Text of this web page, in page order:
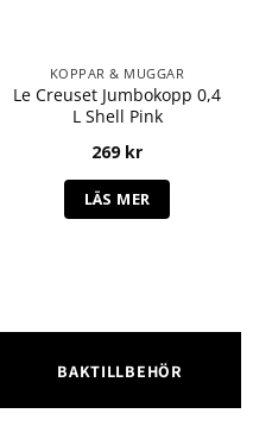
KOPPAR & MUGGAR
Le Creuset Jumbokopp 0,4
L Shell Pink
269 kr
LÄS MER
BAKTILLBEHÖR